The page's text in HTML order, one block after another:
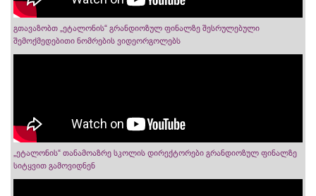
გთავაზობთ „ეტალონის“ გრანდიოზულ ფინალზე შესრულებული
შემოქმედებითი ნომრების ვიდეორგოლებს
„ეტალონის“ თანამოაზრე სკოლის დირექტორები გრანდიოზულ ფინალზე
სიტყვით გამოვიდნენ